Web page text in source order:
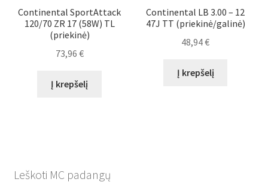
Continental SportAttack
120/70 ZR 17 (58W) TL
(priekinė)
73,96 €
Į krepšelį
Continental LB 3.00 – 12
47J TT (priekinė/galinė)
48,94€
Į krepšelį
Leškoti MC padangų